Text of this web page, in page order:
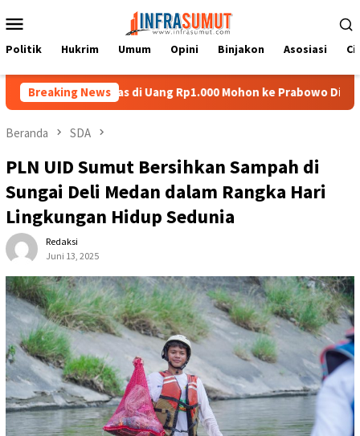
ke
Mobile
Politik Hukrim Umum Opini Binjakon Asosiasi
Breaking News
Batu Nias di Uang Rp1.000 Mohon ke Prabowo Diundang
Beranda SDA
PLN UID Sumut Bersihkan Sampah di
Sungai Deli Medan dalam Rangka Hari
Lingkungan Hidup Sedunia
Redaksi
Juni 13, 2025